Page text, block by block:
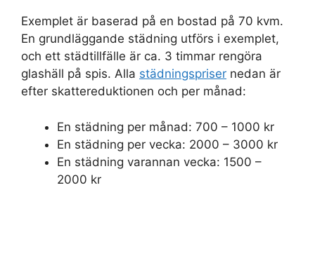
Exemplet är baserad på en bostad på 70 kvm.
En grundläggande städning utförs i exemplet,
och ett städtillfälle är ca. 3 timmar rengöra
glashäll på spis. Alla städningspriser nedan är
efter skattereduktionen och per månad:
En städning per månad: 700 – 1000 kr
En städning per vecka: 2000 – 3000 kr
En städning varannan vecka: 1500 –
2000 kr